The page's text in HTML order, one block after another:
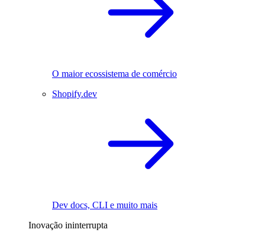
O maior ecossistema de comércio
Shopify.dev
Dev docs, CLI e muito mais
Inovação ininterrupta